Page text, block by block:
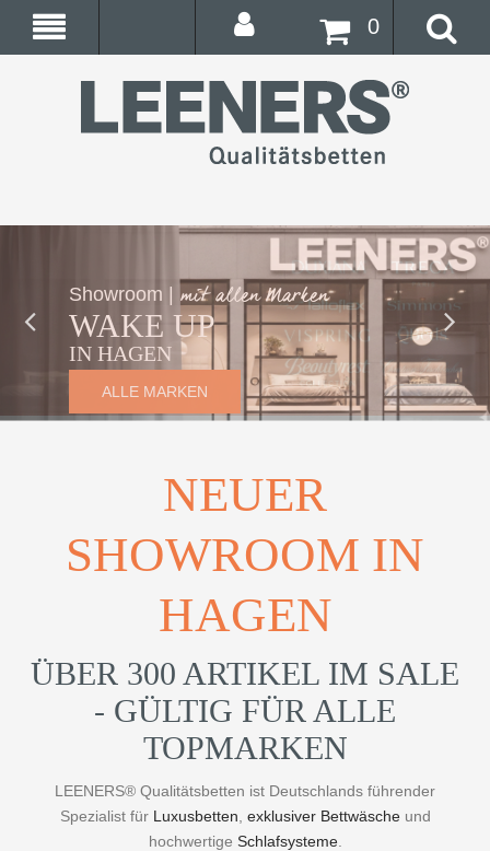
0
Showroom | mit allen Marken
WAKE UP
IN HAGEN
ALLE MARKEN
NEUER
SHOWROOM IN
HAGEN
ÜBER 300 ARTIKEL IM SALE
- GÜLTIG FÜR ALLE
TOPMARKEN
LEENERS® Qualitätsbetten ist Deutschlands führender
Spezialist für Luxusbetten exklusiver Bettwäscheund
hochwertige Schlafsysteme.